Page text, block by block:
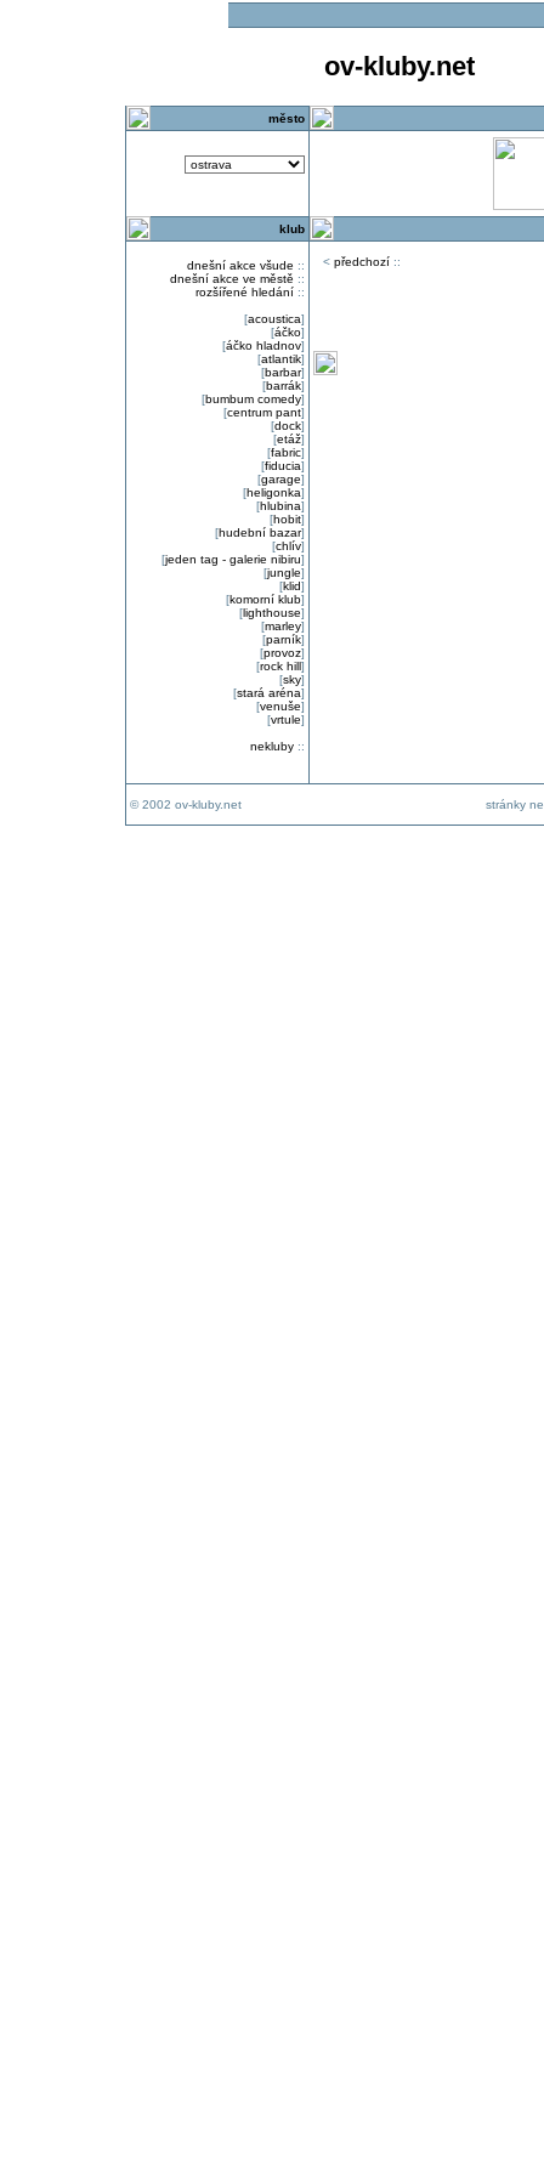
ov-kluby.net
město
klub
dnešní akce všude ::
dnešní akce ve městě ::
rozšířené hledání::
[acoustica]
[áčko]
[áčko hladnov]
[atlantik]
[barbar]
[barrák]
[bumbum comedy]
[centrum pant]
[dock]
[etáž]
[fabric]
[fiducia]
[garage]
[heligonka]
[hlubina]
[hobit]
[hudební bazar]
[chlív]
[jeden tag - galerie nibiru]
[jungle]
[klid]
[komorní klub]
[lighthouse]
[marley]
[parník]
[provoz]
[rock hill]
[sky]
[stará aréna]
[venuše]
[vrtule]
nekluby::
< předchozí::
© 2002 ov-kluby.net stránky